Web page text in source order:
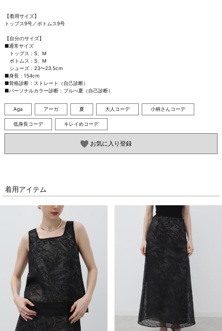
【着用サイズ】
トップス9号／ボトムス9号
【自分のサイズ】
■通常サイズ
トップス：S、M
ボトムス：S、M
シューズ：23〜23.5cm
■身長：154cm
■骨格診断：ストレート（自己診断）
■パーソナルカラー診断：ブルべ夏（自己診断）
Aga アーガ 夏 大人コーデ 小柄さんコーデ
低身長コーデ キレイめコーデ
お気に入り登録
着用アイテム